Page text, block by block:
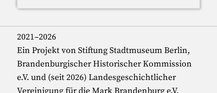
2021–2026
Ein Projekt von Stiftung Stadtmuseum Berlin,
Brandenburgischer Historischer Kommission
e.V. und (seit 2026) Landesgeschichtlicher